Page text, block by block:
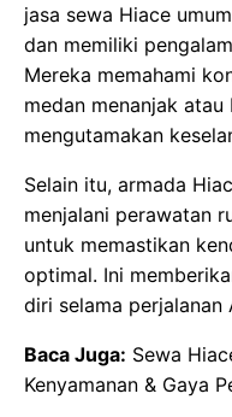
jasa sewa Hiace
dan memiliki
Mereka memahami
medan menanjak
mengutamakan
Selain itu, armada
menjalani perawatan
untuk memastikan
optimal. Ini
diri selama perjalanan
Baca Juga: Sewa
Kenyamanan & Gaya